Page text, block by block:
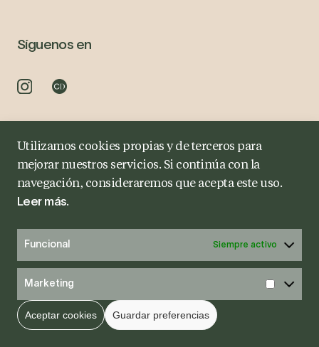
Utilizamos cookies propias y de terceros para
mejorar nuestros servicios. Si continúa con la
navegación, consideraremos que acepta este uso.
Leer más.
Funcional Siempre activo
Marketing
Aceptar cookies Guardar preferencias
Pide tu cita Diagnóstico Online
Síguenos en
Aviso Legal Política de Privacidad Política de cookies